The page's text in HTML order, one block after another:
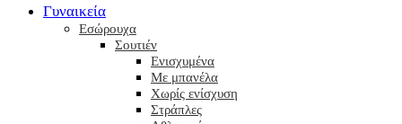
Γυναικεία
Εσώρουχα
Σουτιέν
Ενισχυμένα
Με μπανέλα
Χωρίς ενίσχυση
Στράπλες